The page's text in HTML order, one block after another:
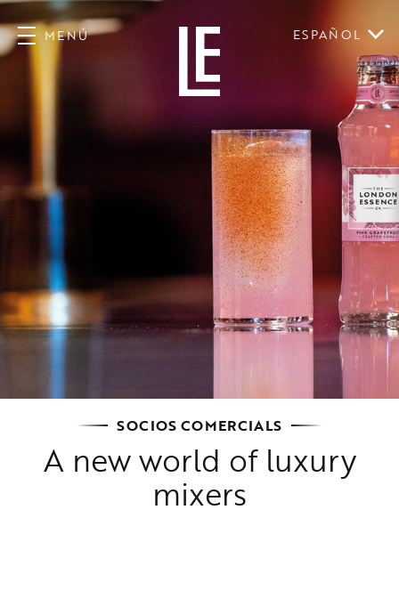
MENÚ ESPAÑOL
SOCIOS COMERCIALS
A new world of luxury
mixers